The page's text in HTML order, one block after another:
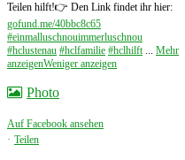
Teilen hilft!👉 Den Link findet ihr hier:
gofund.me/40bbc8c65
#einmalluschnouimmerluschnou
#hclustenau #hclfamilie #hclhilft ... Mehr
anzeigenWeniger anzeigen
Photo
Auf Facebook ansehen
· Teilen